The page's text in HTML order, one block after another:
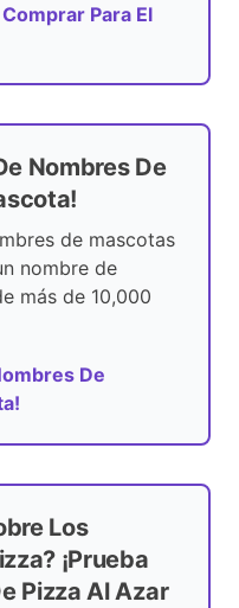
Para El
Nombres De
de mascotas
nombre de
más de 10,000
De
Los
¡Prueba
Pizza Al Azar